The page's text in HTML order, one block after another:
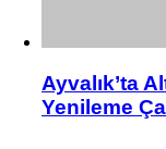
Ayvalık’ta
Yenileme